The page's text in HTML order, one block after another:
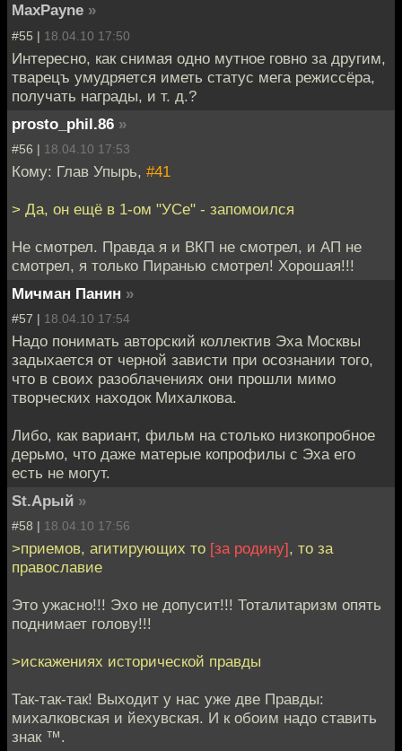
MaxPayne »
#55 | 18.04.10 17:50
Интересно, как снимая одно мутное говно за другим,
тварецъ умудряется иметь статус мега режиссёра,
получать награды, и т. д.?
prosto_phil.86 »
#56 | 18.04.10 17:53
Кому: Глав Упырь, #41
> Да, он ещё в 1-ом "УСе" - запомоился
Не смотрел. Правда я и ВКП не смотрел, и АП не
смотрел, я только Пиранью смотрел! Хорошая!!!
Мичман Панин »
#57 | 18.04.10 17:54
Надо понимать авторский коллектив Эха Москвы
задыхается от черной зависти при осознании того,
что в своих разоблачениях они прошли мимо
творческих находок Михалкова.
Либо, как вариант, фильм на столько низкопробное
дерьмо, что даже матерые копрофилы с Эха его
есть не могут.
St.Арый »
#58 | 18.04.10 17:56
>приемов, агитирующих то [за родину], то за
православие
Это ужасно!!! Эхо не допусит!!! Тоталитаризм опять
поднимает голову!!!
>искажениях исторической правды
Так-так-так! Выходит у нас уже две Правды:
михалковская и йехувская. И к обоим надо ставить
знак ™.